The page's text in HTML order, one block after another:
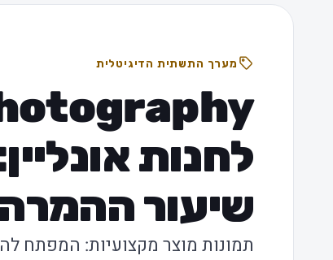
מערך התשתית הדיגיטלית
לחנות
שיעור ההמרה
תמונות מוצר מקצועיות: המפתח